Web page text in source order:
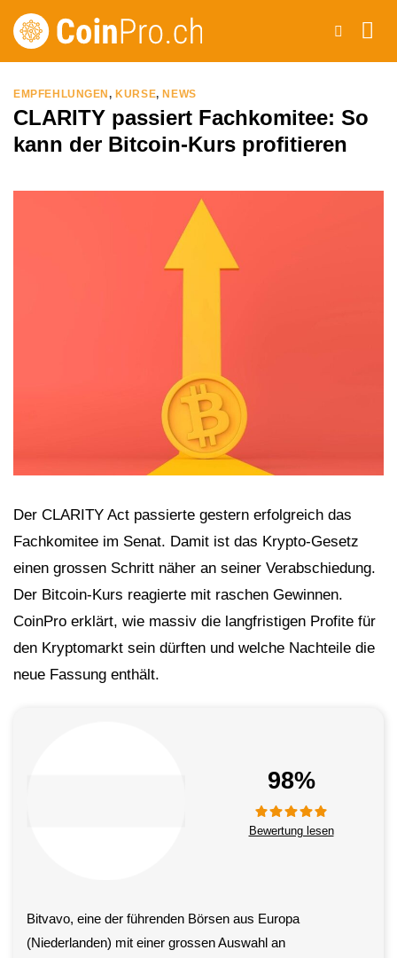
Zum
Inhalt
EMPFEHLUNGEN,KURSE,NEWS
CLARITY passiert Fachkomitee: So
kann der Bitcoin-Kurs profitieren
Der CLARITY Act passierte gestern erfolgreich das
Fachkomitee im Senat. Damit ist das Krypto-Gesetz
einen grossen Schritt näher an seiner Verabschiedung.
Der Bitcoin-Kurs reagierte mit raschen Gewinnen.
CoinPro erklärt, wie massiv die langfristigen Profite für
den Kryptomarkt sein dürften und welche Nachteile die
neue Fassung enthält.
Bitvavo, eine der führenden Börsen aus Europa
(Niederlanden) mit einer grossen Auswahl an
98%
Bewertung lesen